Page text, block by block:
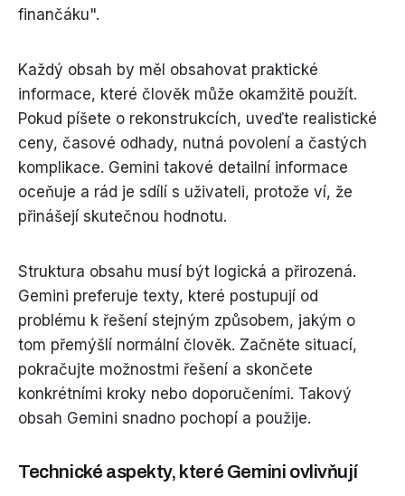
finančáku".
Každý obsah by měl obsahovat praktické
informace, které člověk může okamžitě použít.
Pokud píšete o rekonstrukcích, uveďte realistické
ceny, časové odhady, nutná povolení a častých
komplikace. Gemini takové detailní informace
oceňuje a rád je sdílí s uživateli, protože ví, že
přinášejí skutečnou hodnotu.
Struktura obsahu musí být logická a přirozená.
Gemini preferuje texty, které postupují od
problému k řešení stejným způsobem, jakým o
tom přemýšlí normální člověk. Začněte situací,
pokračujte možnostmi řešení a skončete
konkrétními kroky nebo doporučeními. Takový
obsah Gemini snadno pochopí a použije.
Technické aspekty, které Gemini ovlivňují